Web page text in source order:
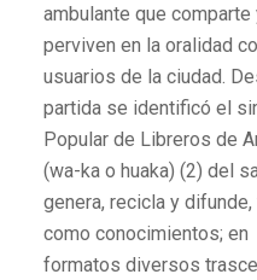
ambulante que
perviven en la oralidad
usuarios de la ciudad.
partida se identificó el
Popular de Libreros de
(wa-ka o huaka) (2) del
genera, recicla y
como conocimientos; en
formatos diversos